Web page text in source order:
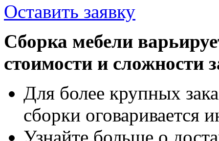
Оставить заявку
Сборка мебели
стоимости и сложности
Для более крупных
сборки оговаривается
Узнайте больше о